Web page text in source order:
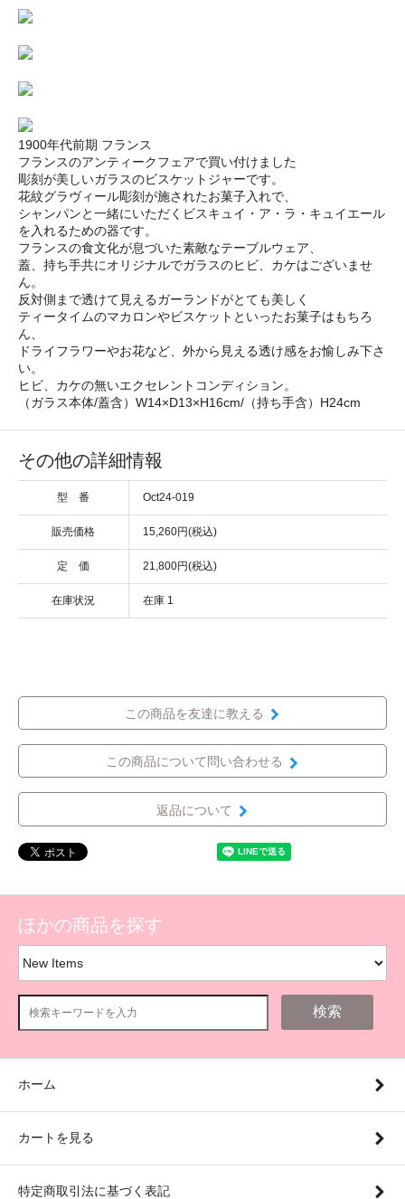
1900年代前期 フランス
フランスのアンティークフェアで買い付けました
彫刻が美しいガラスのビスケットジャーです。
花紋グラヴィール彫刻が施されたお菓子入れで、
シャンパンと一緒にいただくビスキュイ・ア・ラ・キュイエール
を入れるための器です。
フランスの食文化が息づいた素敵なテーブルウェア、
蓋、持ち手共にオリジナルでガラスのヒビ、カケはございませ
ん。
反対側まで透けて見えるガーランドがとても美しく
ティータイムのマカロンやビスケットといったお菓子はもちろ
ん、
ドライフラワーやお花など、外から見える透け感をお愉しみ下さ
い。
ヒビ、カケの無いエクセレントコンディション。
（ガラス本体/蓋含）W14×D13×H16cm/（持ち手含）H24cm
その他の詳細情報
型 番 Oct24-019
販売価格 15,260円(税込)
定 価 21,800円(税込)
在庫状況 在庫 1
この商品を友達に教える
この商品について問い合わせる
返品について
ほかの商品を探す
検索
ホーム
カートを見る
特定商取引法に基づく表記